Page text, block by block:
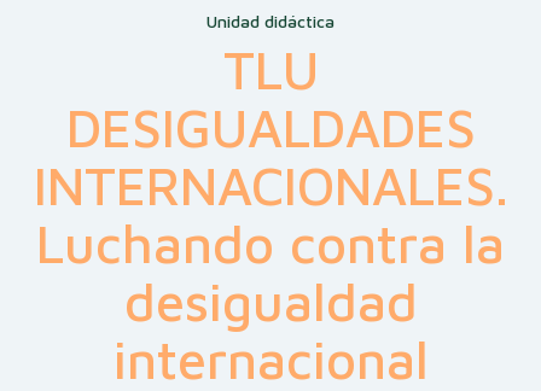
Unidad didáctica
TLU
DESIGUALDADES
INTERNACIONALES.
Luchando contra la
desigualdad
internacional